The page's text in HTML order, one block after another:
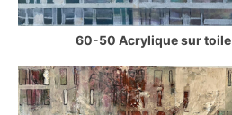
60-50 Acrylique sur toile